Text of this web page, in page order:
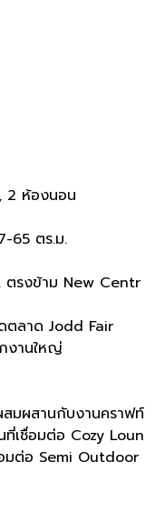
2 ห้องนอน
65 ตร.ม.
ตรงข้าม New Centr
ลาด Jodd Fair
งานใหญ่
มผสานกับงานคราฟท์
ที่เชื่อมต่อ Cozy Loun
มต่อ Semi Outdoor